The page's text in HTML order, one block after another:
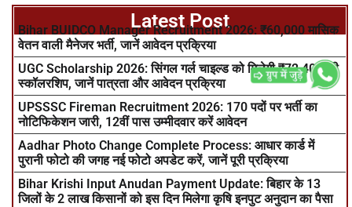
Latest Post
Bihar BUIDCO Manager Recruitment 2026: ₹60,000 मासिक
वेतन वाली मैनेजर भर्ती, जानें आवेदन प्रक्रिया
UGC Scholarship 2026: सिंगल गर्ल चाइल्ड को मिलेगी ₹72,400 की
स्कॉलरशिप, जानें पात्रता और आवेदन प्रक्रिया
UPSSSC Fireman Recruitment 2026: 170 पदों पर भर्ती का
नोटिफिकेशन जारी, 12वीं पास उम्मीदवार करें आवेदन
Aadhar Photo Change Complete Process: आधार कार्ड में
पुरानी फोटो की जगह नई फोटो अपडेट करें, जानें पूरी प्रक्रिया
Bihar Krishi Input Anudan Payment Update: बिहार के 13
जिलों के 2 लाख किसानों को इस दिन मिलेगा कृषि इनपुट अनुदान का पैसा